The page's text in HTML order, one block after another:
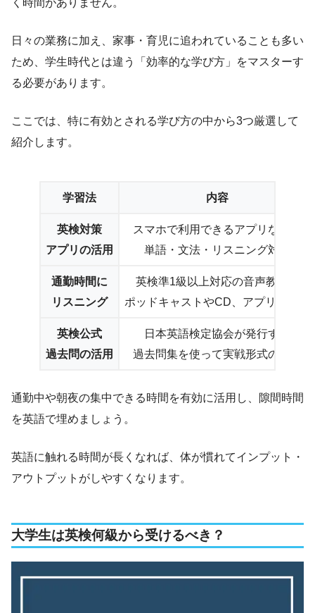
く時間がありません。
日々の業務に加え、家事・育児に追われていることも多い
ため、学生時代とは違う「効率的な学び方」をマスターす
る必要があります。
ここでは、特に有効とされる学び方の中から3つ厳選して
紹介します。
学習法 内容
英検対策
アプリの活用
スマホで利用できるアプリなどで
単語・文法・リスニング対策
通勤時間に
リスニング
英検準1級以上対応の音声教材を
ポッドキャストやCD、アプリで聴く
英検公式
過去問の活用
日本英語検定協会が発行する
過去問集を使って実戦形式の学習
通勤中や朝夜の集中できる時間を有効に活用し、隙間時間
を英語で埋めましょう。
英語に触れる時間が長くなれば、体が慣れてインプット・
アウトプットがしやすくなります。
大学生は英検何級から受けるべき？